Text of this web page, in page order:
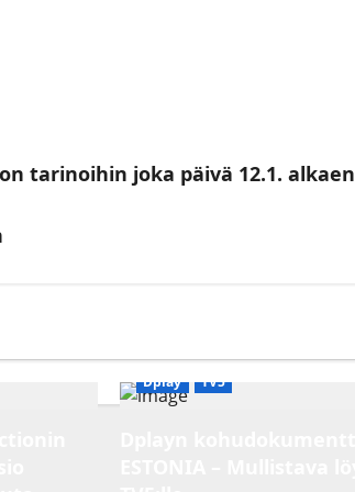
tarinoihin joka päivä 12.1. alkaen
Dplay TV5